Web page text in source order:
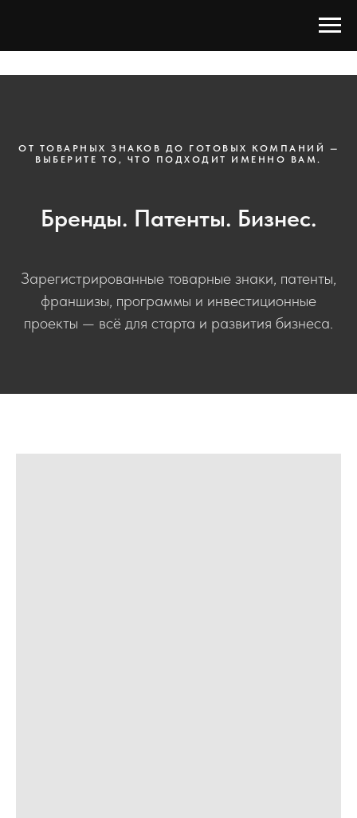
ОТ ТОВАРНЫХ ЗНАКОВ ДО ГОТОВЫХ КОМПАНИЙ —
ВЫБЕРИТЕ ТО, ЧТО ПОДХОДИТ ИМЕННО ВАМ.
Бренды. Патенты. Бизнес.
Зарегистрированные товарные знаки, патенты,
франшизы, программы и инвестиционные
проекты — всё для старта и развития бизнеса.